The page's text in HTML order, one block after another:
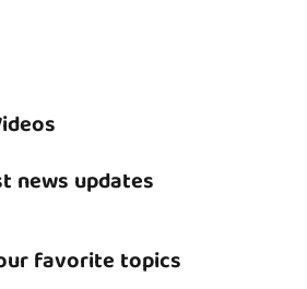
news updates
favorite topics